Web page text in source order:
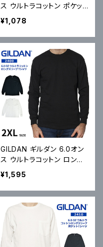
ス ウルトラコットン ポケット
Tシャツ Ultra Cotton 6.0
oz Short Sleeve Pocket
T-Shirt 2300 ポケT 無地
Tシャツ S-2XL メール便対
応可
¥1,078
GILDAN ギルダン 6.0オン
ス ウルトラコットン ロング
スリーブ Tシャツ Ultra Cot
ton 6.0 oz Long Sleeve
T-Shirt 2400 長袖 カット
ソー メール便対応可
¥1,595